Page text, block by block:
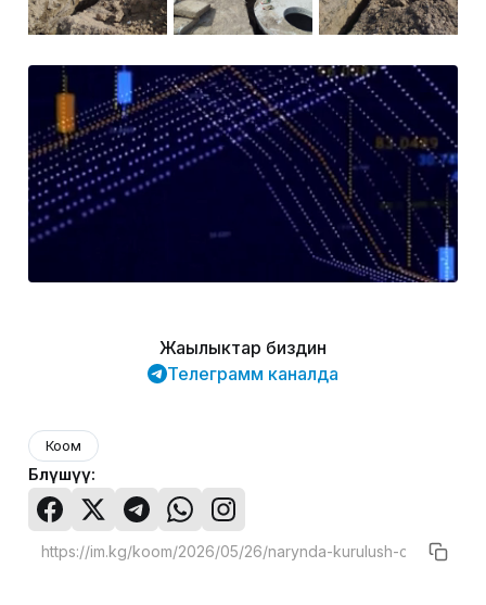
Жаңылыктар биздин
Телеграмм каналда
Коом
Бөлүшүү: